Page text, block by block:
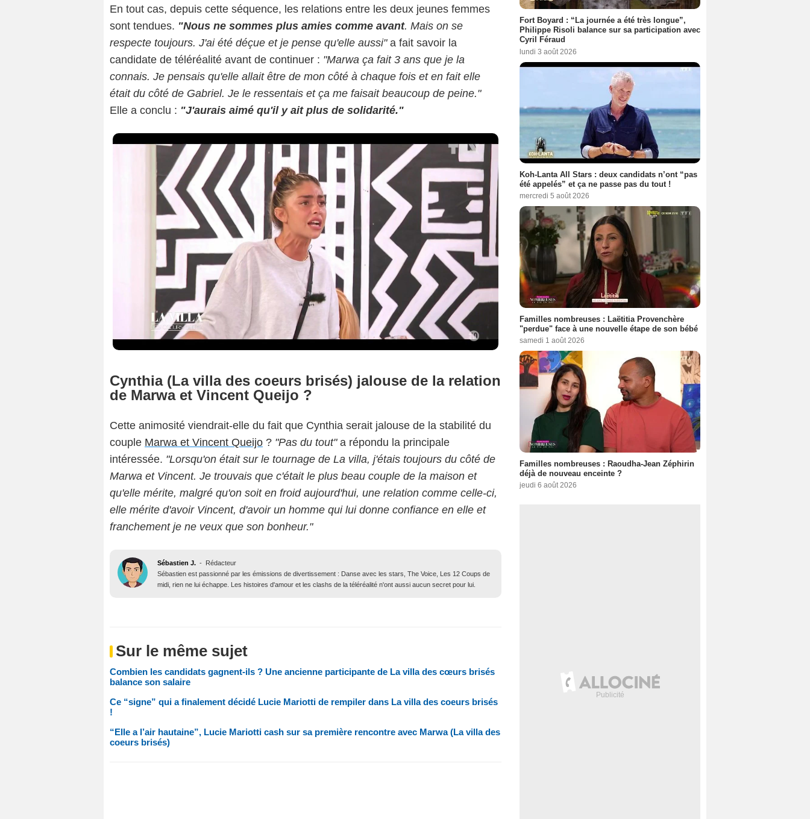
En tout cas, depuis cette séquence, les relations entre les deux jeunes femmes
sont tendues. "Nous ne sommes plus amies comme avant. Mais on se
respecte toujours. J'ai été déçue et je pense qu'elle aussi"a fait savoir la
candidate de téléréalité avant de continuer : "Marwa ça fait 3 ans que je la
connais. Je pensais qu'elle allait être de mon côté à chaque fois et en fait elle
était du côté de Gabriel. Je le ressentais et ça me faisait beaucoup de peine."
Elle a conclu : "J'aurais aimé qu'il y ait plus de solidarité."
Cynthia (La villa des coeurs brisés) jalouse de la relation
de Marwa et Vincent Queijo ?
Cette animosité viendrait-elle du fait que Cynthia serait jalouse de la stabilité du
couple Marwa et Vincent Queijo ? "Pas du tout"a répondu la principale
intéressée. "Lorsqu'on était sur le tournage de La villa, j'étais toujours du côté de
Marwa et Vincent. Je trouvais que c'était le plus beau couple de la maison et
qu'elle mérite, malgré qu'on soit en froid aujourd'hui, une relation comme celle-ci,
elle mérite d'avoir Vincent, d'avoir un homme qui lui donne confiance en elle et
franchement je ne veux que son bonheur."
Sébastien J. - Rédacteur
Sébastien est passionné par les émissions de divertissement : Danse avec les stars, The Voice, Les 12 Coups de
midi, rien ne lui échappe. Les histoires d'amour et les clashs de la téléréalité n'ont aussi aucun secret pour lui.
Sur le même sujet
Combien les candidats gagnent-ils ? Une ancienne participante de La villa des cœurs brisés
balance son salaire
Ce “signe” qui a finalement décidé Lucie Mariotti de rempiler dans La villa des coeurs brisés
!
“Elle a l’air hautaine”, Lucie Mariotti cash sur sa première rencontre avec Marwa (La villa des
coeurs brisés)
Fort Boyard : “La journée a été très longue”,
Philippe Risoli balance sur sa participation avec
Cyril Féraud
lundi 3 août 2026
Koh-Lanta All Stars : deux candidats n’ont “pas
été appelés” et ça ne passe pas du tout !
mercredi 5 août 2026
Familles nombreuses : Laëtitia Provenchère
"perdue" face à une nouvelle étape de son bébé
samedi 1 août 2026
Familles nombreuses : Raoudha-Jean Zéphirin
déjà de nouveau enceinte ?
jeudi 6 août 2026